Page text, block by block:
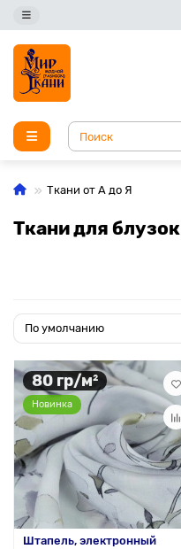
Ткани от А до Я
Ткани для блузок
80 гр/м²
Новинка
Штапель, электронный